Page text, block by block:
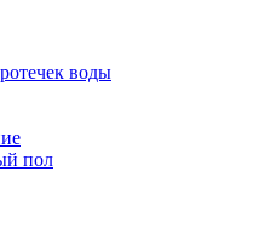
воды
пол